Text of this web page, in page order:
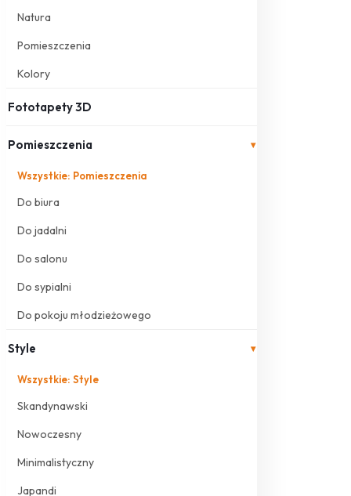
Natura
Pomieszczenia
Kolory
Fototapety 3D
Pomieszczenia ▾
Wszystkie: Pomieszczenia
Do biura
Do jadalni
Do salonu
Do sypialni
Do pokoju młodzieżowego
Style ▾
Wszystkie: Style
Skandynawski
Nowoczesny
Minimalistyczny
Japandi